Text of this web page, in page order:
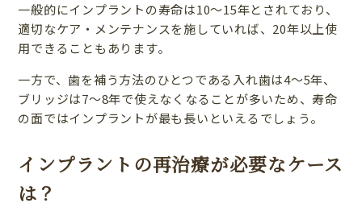
一般的にインプラントの寿命は10～15年とされており、
適切なケア・メンテナンスを施していれば、20年以上使
用できることもあります。
一方で、歯を補う方法のひとつである入れ歯は4～5年、
ブリッジは7～8年で使えなくなることが多いため、寿命
の面ではインプラントが最も長いといえるでしょう。
インプラントの再治療が必要なケース
は？